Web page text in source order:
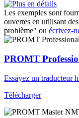
Les exemples sont
ouvertes en utilisant
problème" ou écrivez-
PROMT
Essayez un traducteur
Télécharger